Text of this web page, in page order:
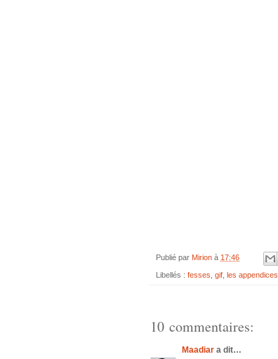
Publié par Mirion à 17:46
Libellés : fesses gif les appendices
10 commentaires:
Maadiar a dit…